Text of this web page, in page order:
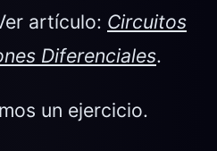
artículo: Circuitos
Diferenciales.
un ejercicio.